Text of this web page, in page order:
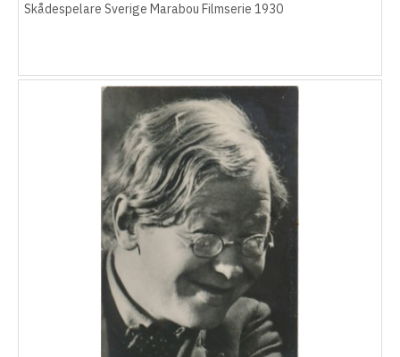
Skådespelare Sverige Marabou Filmserie 1930